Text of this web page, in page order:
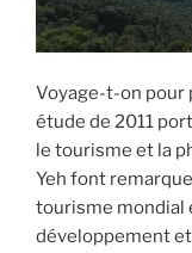
Voyage-t-on pour
étude de 2011
le tourisme et la
Yeh font
tourisme mondial
développement